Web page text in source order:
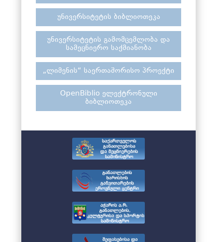
უნივერსიტეტის ბიბლიოთეკა
უნივერსიტეტის გამომცემლობა და
სამეცნიერო საქმიანობა
„ლიმენის“ საერთაშორისო პროექტი
OpenBiblio ელექტრონული
ბიბლიოთეკა